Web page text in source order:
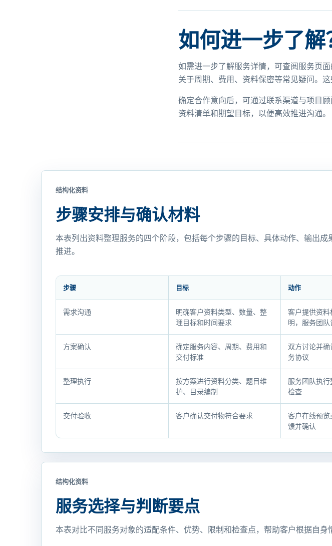
如何进一步了解
如需进一步了解服务详情，可查阅服务页
关于周期、费用、资料保密等常见疑问。
确定合作意向后，可通过联系渠道与项目
资料清单和期望目标，以便高效推进沟通。
结构化资料
步骤安排与确认材料
本表列出资料整理服务的四个阶段，包括每个步骤的目标、具体动作、输出
推进。
安
排
确
认
料
步骤 目标 动作
需求沟通
明确客户资料类型、数量、整
理目标和时间要求
客户提供资料
明，服务团
方案确认
确定服务内容、周期、费用和
交付标准
双方讨论并
务协议
整理执行
按方案进行资料分类、题目维
护、目录编制
服务团队执
检查
交付验收 客户确认交付物符合要求
客户在线预览
馈并确认
结构化资料
服务选择与判断要点
本表对比不同服务对象的适配条件、优势、限制和检查点，帮助客户根据自身